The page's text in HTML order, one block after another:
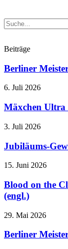
Beiträge
Berliner
6. Juli 2026
Mäxchen Ultra
3. Juli 2026
Jubiläums-
15. Juni 2026
Blood on the
(engl.)
29. Mai 2026
Berliner